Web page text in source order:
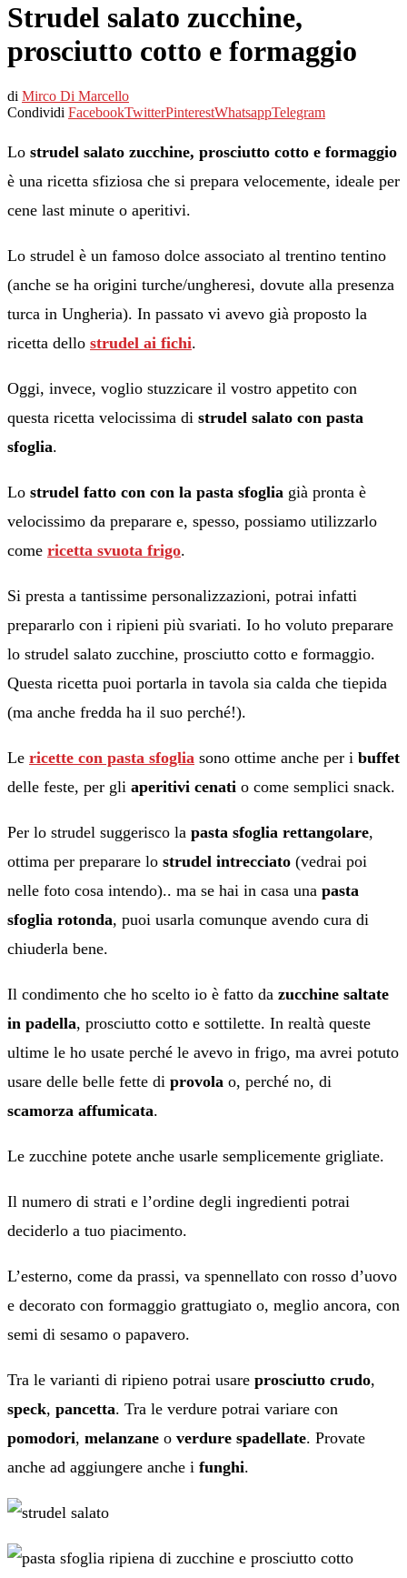
Strudel salato zucchine,
prosciutto cotto e formaggio
di Mirco Di Marcello
Condividi FacebookTwitterPinterestWhatsappTelegram
Lo strudel salato zucchine, prosciutto cotto e formaggio
è una ricetta sfiziosa che si prepara velocemente, ideale per
cene last minute o aperitivi.
Lo strudel è un famoso dolce associato al trentino tentino
(anche se ha origini turche/ungheresi, dovute alla presenza
turca in Ungheria). In passato vi avevo già proposto la
ricetta dello strudel ai fichi.
Oggi, invece, voglio stuzzicare il vostro appetito con
questa ricetta velocissima di strudel salato con pasta
sfoglia.
Lo strudel fatto con con la pasta sfoglia già pronta è
velocissimo da preparare e, spesso, possiamo utilizzarlo
come ricetta svuota frigo.
Si presta a tantissime personalizzazioni, potrai infatti
prepararlo con i ripieni più svariati. Io ho voluto preparare
lo strudel salato zucchine, prosciutto cotto e formaggio.
Questa ricetta puoi portarla in tavola sia calda che tiepida
(ma anche fredda ha il suo perché!).
Le ricette con pasta sfoglia sono ottime anche per i buffet
delle feste, per gli aperitivi cenati o come semplici snack.
Per lo strudel suggerisco la pasta sfoglia rettangolare,
ottima per preparare lo strudel intrecciato (vedrai poi
nelle foto cosa intendo).. ma se hai in casa una pasta
sfoglia rotonda, puoi usarla comunque avendo cura di
chiuderla bene.
Il condimento che ho scelto io è fatto da zucchine saltate
in padella, prosciutto cotto e sottilette. In realtà queste
ultime le ho usate perché le avevo in frigo, ma avrei potuto
usare delle belle fette di provola o, perché no, di
scamorza affumicata.
Le zucchine potete anche usarle semplicemente grigliate.
Il numero di strati e l’ordine degli ingredienti potrai
deciderlo a tuo piacimento.
L’esterno, come da prassi, va spennellato con rosso d’uovo
e decorato con formaggio grattugiato o, meglio ancora, con
semi di sesamo o papavero.
Tra le varianti di ripieno potrai usare prosciutto crudo,
speck, pancetta. Tra le verdure potrai variare con
pomodori, melanzane o verdure spadellate. Provate
anche ad aggiungere anche i funghi.